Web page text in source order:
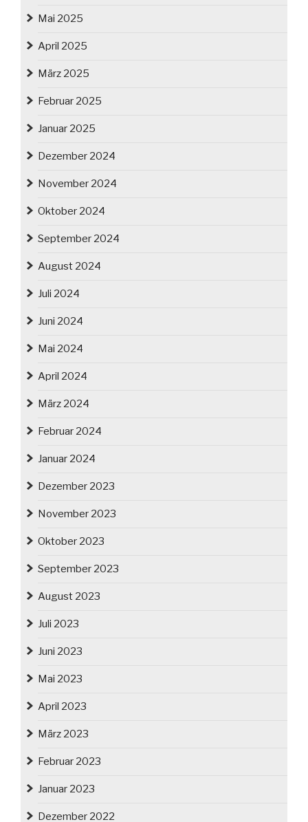
Mai 2025
April 2025
März 2025
Februar 2025
Januar 2025
Dezember 2024
November 2024
Oktober 2024
September 2024
August 2024
Juli 2024
Juni 2024
Mai 2024
April 2024
März 2024
Februar 2024
Januar 2024
Dezember 2023
November 2023
Oktober 2023
September 2023
August 2023
Juli 2023
Juni 2023
Mai 2023
April 2023
März 2023
Februar 2023
Januar 2023
Dezember 2022